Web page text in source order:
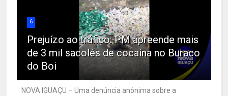
6
Prejuízo ao tráfico: PM apreende mais
de 3 mil sacolés de cocaína no Buraco
do Boi
NOVA IGUAÇU – Uma denúncia anônima sobre a